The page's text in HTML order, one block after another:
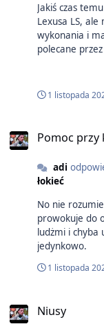
Jakiś czas
Lexusa LS, ale mniejsze... ...więc
wykonania i
polecane
wykonany ale jednak materiały to taka klasa średnia) To jak
to auto
600H czyli v8
domu
na 100
1 listopada
Pomoc przy
adi
łokieć
No nie
prowokuje do ostrej jazdy" No
ludżmi i chyba
jedynkowo.
1 listopada
Niusy